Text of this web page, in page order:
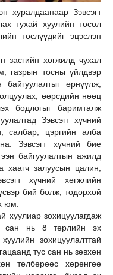
хуралдаанаар Зэвсэгт
тухай хуулийн төсөл
төслүүдийг эцэслэн
засгийн хөгжилд чухал
газрын тосны үйлдвэр
байгуулалтыг өрнүүлж,
өөрсдийн нөөц
бодлогыг баримталж
Зэвсэгт хүчний
салбар, цэргийн алба
Зэвсэгт хүчний бие
байгуулалтын ажилд
хаагч залуусын цалин,
хүчний хөгжлийн
бий болж, тодорхой
юм.
хуулиар зохицуулагдаж
сан нь 8 төрлийн эх
зохицуулалттай
тус сан нь зөвхөн
төлбөрөөс хөрөнгөө